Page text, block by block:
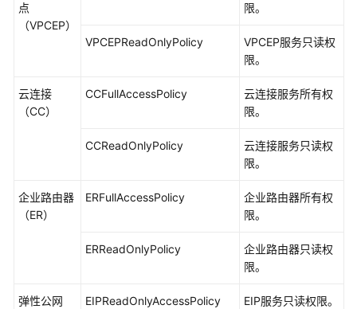
点
（VPCEP）
限。
VPCEPReadOnlyPolicy
VPCEP服务只读权
限。
云连接
（CC）
CCFullAccessPolicy
云连接服务所有权
限。
CCReadOnlyPolicy
云连接服务只读权
限。
企业路由器
（ER）
ERFullAccessPolicy
企业路由器所有权
限。
ERReadOnlyPolicy
企业路由器只读权
限。
弹性公网
EIPReadOnlyAccessPolicy EIP服务只读权限。